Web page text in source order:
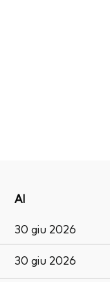
Al
30 giu 2026
30 giu 2026